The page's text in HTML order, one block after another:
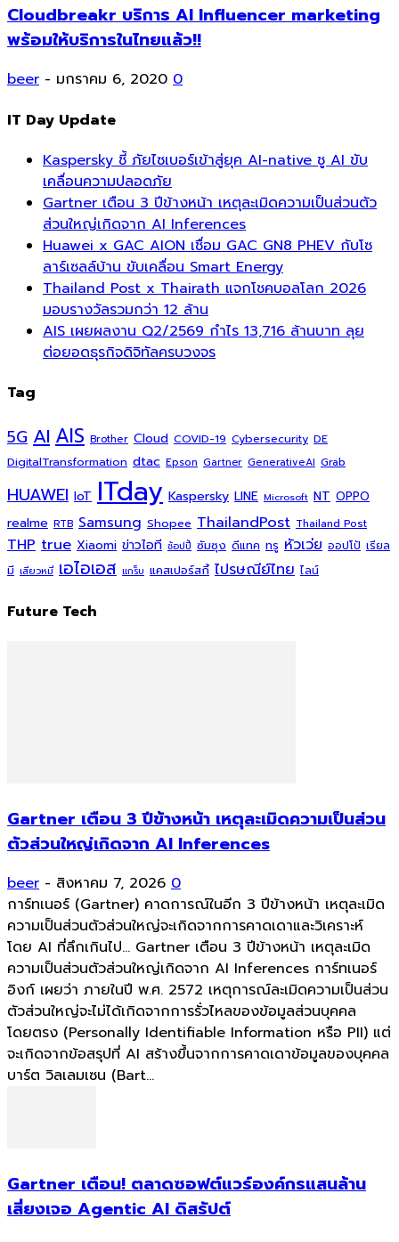
Cloudbreakr บริการ AI Influencer marketing
พร้อมให้บริการในไทยแล้ว!!
beer - มกราคม 6, 2020 0
IT Day Update
Kaspersky ชี้ ภัยไซเบอร์เข้าสู่ยุค AI-native ชู AI ขับ
เคลื่อนความปลอดภัย
Gartner เตือน 3 ปีข้างหน้า เหตุละเมิดความเป็นส่วนตัว
ส่วนใหญ่เกิดจาก AI Inferences
Huawei x GAC AION เชื่อม GAC GN8 PHEV กับโซ
ลาร์เซลล์บ้าน ขับเคลื่อน Smart Energy
Thailand Post x Thairath แจกโชคบอลโลก 2026
มอบรางวัลรวมกว่า 12 ล้าน
AIS เผยผลงาน Q2/2569 กำไร 13,716 ล้านบาท ลุย
ต่อยอดธุรกิจดิจิทัลครบวงจร
Tag
5G AI AIS Brother Cloud COVID-19 Cybersecurity DE
DigitalTransformation dtac Epson Gartner GenerativeAI Grab
HUAWEI IoT ITday Kaspersky LINE Microsoft NT OPPO
realme RTB Samsung Shopee ThailandPost Thailand Post
THP true Xiaomi ข่าวไอที ช้อปปี้ ซัมซุง ดีแทค ทรู หัวเว่ย ออปโป้ เรียล
มี เสียวหมี่ เอไอเอส แกร็บ แคสเปอร์สกี้ ไปรษณีย์ไทย ไลน์
Future Tech
Gartner เตือน 3 ปีข้างหน้า เหตุละเมิดความเป็นส่วน
ตัวส่วนใหญ่เกิดจาก AI Inferences
beer - สิงหาคม 7, 2026 0
การ์ทเนอร์ (Gartner) คาดการณ์ในอีก 3 ปีข้างหน้า เหตุละเมิด
ความเป็นส่วนตัวส่วนใหญ่จะเกิดจากการคาดเดาและวิเคราะห์
โดย AI ที่ลึกเกินไป... Gartner เตือน 3 ปีข้างหน้า เหตุละเมิด
ความเป็นส่วนตัวส่วนใหญ่เกิดจาก AI Inferences การ์ทเนอร์
อิงก์ เผยว่า ภายในปี พ.ศ. 2572 เหตุการณ์ละเมิดความเป็นส่วน
ตัวส่วนใหญ่จะไม่ได้เกิดจากการรั่วไหลของข้อมูลส่วนบุคคล
โดยตรง (Personally Identifiable Information หรือ PII) แต่
จะเกิดจากข้อสรุปที่ AI สร้างขึ้นจากการคาดเดาข้อมูลของบุคคล
บาร์ต วิลเลมเซน (Bart...
Gartner เตือน! ตลาดซอฟต์แวร์องค์กรแสนล้าน
เสี่ยงเจอ Agentic AI ดิสรัปต์